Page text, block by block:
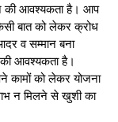
की आवश्यकता है। आप
बात को लेकर क्रोध
व सम्मान बना
आवश्यकता है।
कामों को लेकर योजना
न मिलने से खुशी का